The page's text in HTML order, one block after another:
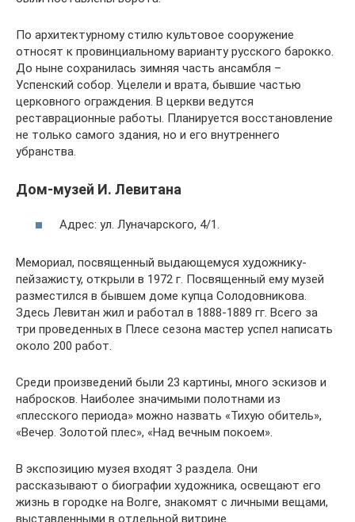
По архитектурному стилю культовое сооружение
относят к провинциальному варианту русского барокко.
До ныне сохранилась зимняя часть ансамбля –
Успенский собор. Уцелели и врата, бывшие частью
церковного ограждения. В церкви ведутся
реставрационные работы. Планируется восстановление
не только самого здания, но и его внутреннего
убранства.
Дом-музей И. Левитана
Адрес: ул. Луначарского, 4/1.
Мемориал, посвященный выдающемуся художнику-
пейзажисту, открыли в 1972 г. Посвященный ему музей
разместился в бывшем доме купца Солодовникова.
Здесь Левитан жил и работал в 1888-1889 гг. Всего за
три проведенных в Плесе сезона мастер успел написать
около 200 работ.
Среди произведений были 23 картины, много эскизов и
набросков. Наиболее значимыми полотнами из
«плесского периода» можно назвать «Тихую обитель»,
«Вечер. Золотой плес», «Над вечным покоем».
В экспозицию музея входят 3 раздела. Они
рассказывают о биографии художника, освещают его
жизнь в городке на Волге, знакомят с личными вещами,
выставленными в отдельной витрине.